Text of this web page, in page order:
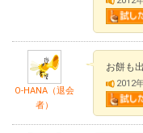
O-HANA（退会
者）
お餅も
2012